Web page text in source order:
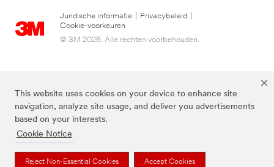
This website uses cookies on your device to enhance site
navigation, analyze site usage, and deliver you advertisements
based on your interests.
Cookie Notice
Reject Non-Essential Cookies Accept Cookies
Juridische informatie Privacybeleid
Cookie-voorkeuren
© 3M 2026. Alle rechten voorbehouden.
3M, Post-it® en de kleur Canary Yellow™ zijn handelsmerken van 3M.